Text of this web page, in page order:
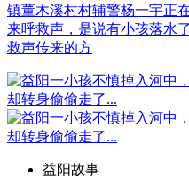
镇董木溪村村辅警杨一宇正
来呼救声，是说有小孩落水
救声传来的方
益阳故事